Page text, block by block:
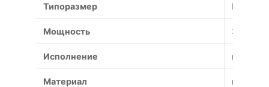
Типоразмер №1
Мощность 30 кВт
Исполнение
Материал